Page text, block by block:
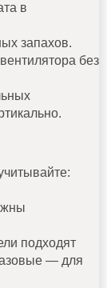
в
запахов.
без
подходят
— для